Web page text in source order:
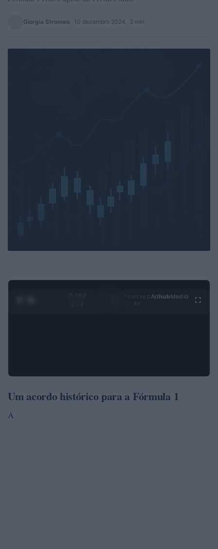
Giorgia Stromeo · 10 dezembro 2024 · 2 min
0:29 /
Ad hubMedia
Um acordo histórico para a Fórmula 1
A